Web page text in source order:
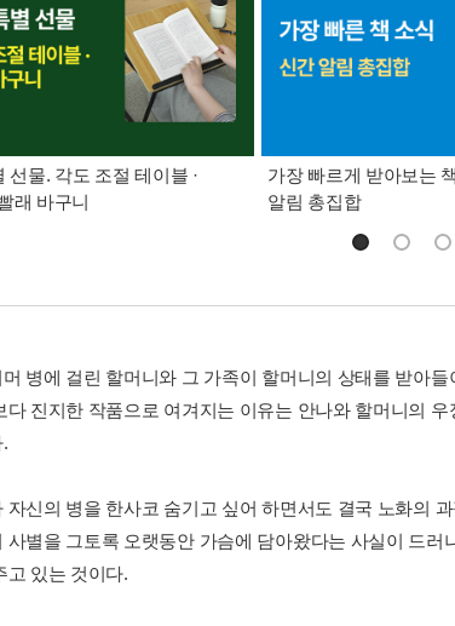
선물. 각도 조절 테이블 ·
래 바구니
가장 빠르게 받아보는
알림 총집합
병에 걸린 할머니와 그 가족이 할머니의 상태를 받아
다 진지한 작품으로 여겨지는 이유는 안나와 할머니의
자신의 병을 한사코 숨기고 싶어 하면서도 결국 노화의
사별을 그토록 오랫동안 가슴에 담아왔다는 사실이 드
고 있는 것이다.